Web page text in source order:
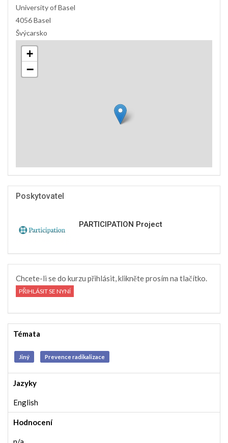
University of Basel
4056 Basel
Švýcarsko
+
−
Poskytovatel
PARTICIPATION Project
Chcete-li se do kurzu přihlásit, klikněte prosím na tlačítko.
PŘIHLÁSIT SE NYNÍ
Témata
Jiný Prevence radikalizace
Jazyky
English
Hodnocení